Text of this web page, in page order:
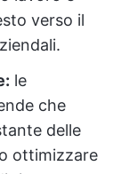
verso il
le
che
delle
ottimizzare